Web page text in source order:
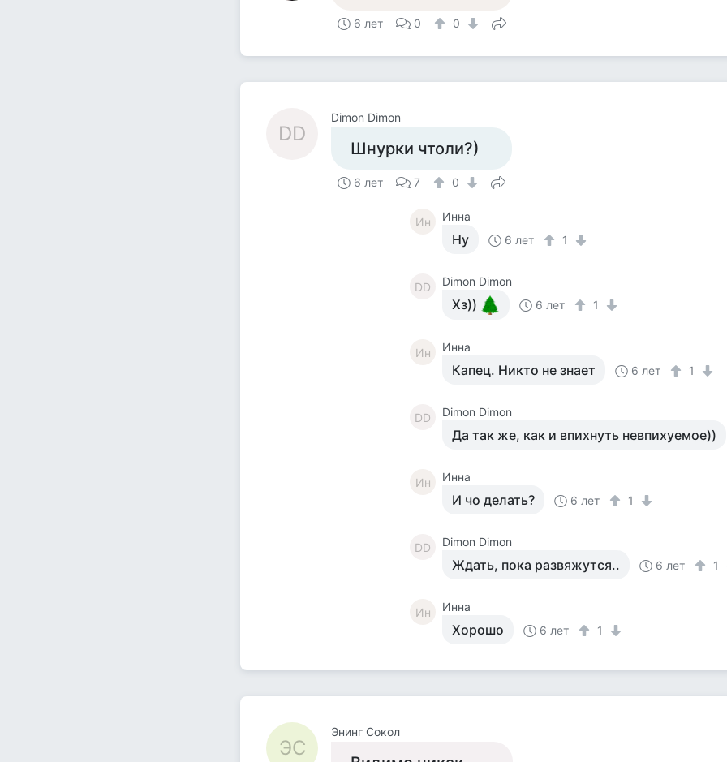
6 лет 0 0
DD
Dimon Dimon
Шнурки чтоли?)
6 лет 7 0
Ин Инна
Ну 6 лет 1
DD Dimon Dimon
Хз)) 6 лет 1
Ин Инна
Капец. Никто не знает 6 лет 1
DD Dimon Dimon
Да так же, как и впихнуть невпихуемое))
Ин Инна
И чо делать? 6 лет 1
DD Dimon Dimon
Ждать, пока развяжутся.. 6 лет 1
Ин Инна
Хорошо 6 лет 1
ЭС
Энинг Сокол